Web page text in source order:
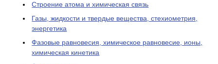
Cтроение атома и химическая связь
Газы, жидкости и твердые вещества, стехиометрия,
энергетика
Фазовые равновесия, химическое равновесие, ионы,
химическая кинетика